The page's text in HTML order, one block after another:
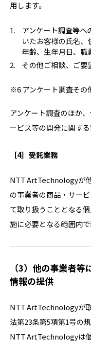
用します。
アンケート調査等へ
いたお客様の氏名、
年齢、生年月日、職
その他ご相談、ご要
※6 アンケート調査その
アンケート調査のほか
ービス等の開発に関す
［4］受託業務
NTT ArtTechnologyが
の事業者の商品・サー
て取り扱うこととなる
施に必要となる範囲内で
（3）他の事業者
情報の提供
NTT ArtTechnologyが
法第23条第5項第1号の
NTT ArtTechnologyは